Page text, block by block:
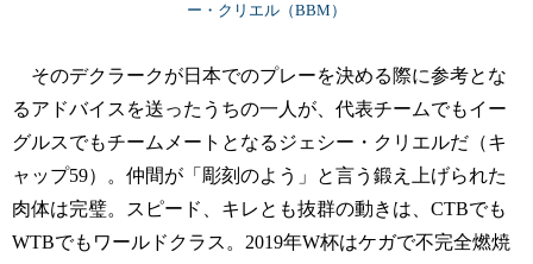
ー・クリエル（BBM）
そのデクラークが日本でのプレーを決める際に参考とな
るアドバイスを送ったうちの一人が、代表チームでもイー
グルスでもチームメートとなるジェシー・クリエルだ（キ
ャップ59）。仲間が「彫刻のよう」と言う鍛え上げられた
肉体は完璧。スピード、キレとも抜群の動きは、CTBでも
WTBでもワールドクラス。2019年W杯はケガで不完全燃焼